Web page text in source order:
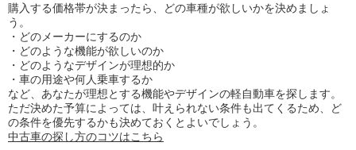
購入する価格帯が決まったら、どの車種が欲しいかを決めましょ
う。
・どのメーカーにするのか
・どのような機能が欲しいのか
・どのようなデザインが理想的か
・車の用途や何人乗車するか
など、あなたが理想とする機能やデザインの軽自動車を探します。
ただ決めた予算によっては、叶えられない条件も出てくるため、ど
の条件を優先するかも決めておくとよいでしょう。
中古車の探し方のコツはこちら